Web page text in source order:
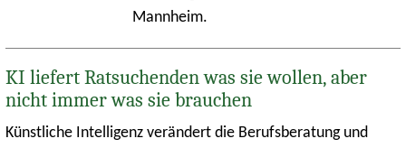
Mannheim.
KI liefert Ratsuchenden was sie wollen, aber
nicht immer was sie brauchen
Künstliche Intelligenz verändert die Berufsberatung und